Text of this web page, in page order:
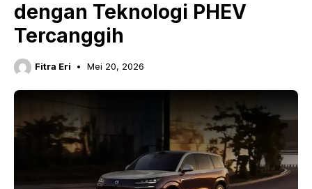
dengan Teknologi PHEV
Tercanggih
Fitra Eri Mei 20, 2026